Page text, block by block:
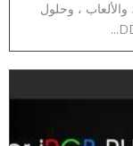
، وحلول